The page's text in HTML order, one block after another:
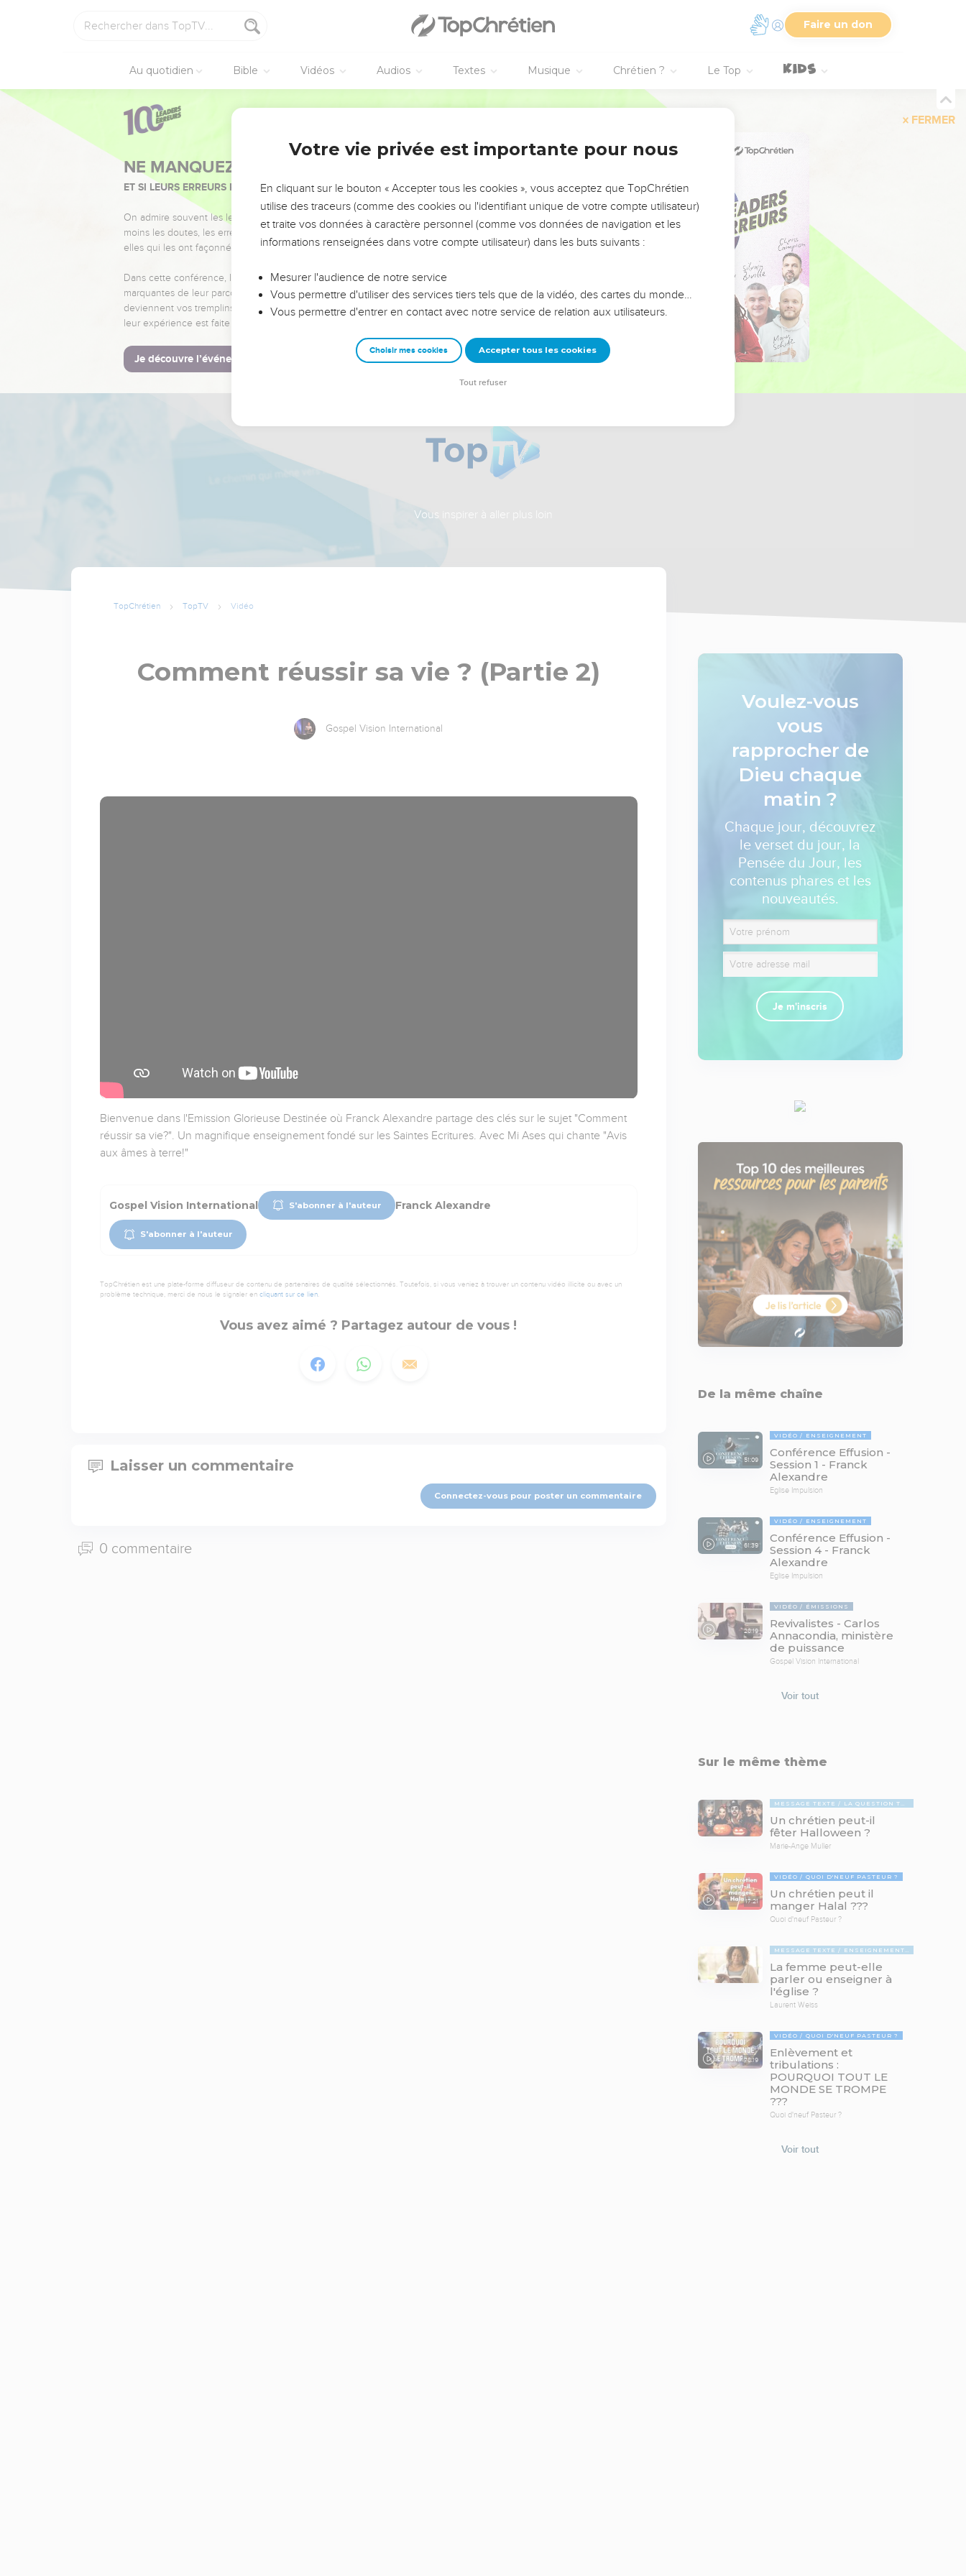
Faire un don
Au quotidien Bible Vidéos Audios Textes Musique Chrétien ? Le Top
FERMER
NE MANQUEZ PAS L’ÉVÉNEMENT DE L’ANNÉE !
ET SI LEURS ERREURS POUVAIENT VOUS ÉVITER LES VOTRES ?
On admire souvent les leaders pour leurs réussites, leur impact, leur foi ou leur vision. Mais on voit
moins les doutes, les erreurs et les saisons difficiles qu'ils ont traversés, alors même que ce sont
elles qui les ont façonnés.
Dans cette conférence, leaders, entrepreneurs, et responsables reviennent sur les erreurs
marquantes de leur parcours et les clés pour avancer avec plus de sagesse afin que leurs erreurs
deviennent vos tremplins. Que vous guidiez un ministère, une équipe, un groupe ou une famille,
leur expérience est faite pour vous.
Je découvre l’événement
Vous inspirer à aller plus loin
TopChrétien TopTV Vidéo
Comment réussir sa vie ? (Partie 2)
Gospel Vision International
Bienvenue dans l'Emission Glorieuse Destinée où Franck Alexandre partage des clés sur le sujet "Comment
réussir sa vie?". Un magnifique enseignement fondé sur les Saintes Ecritures. Avec Mi Ases qui chante "Avis
aux âmes à terre!"
Gospel Vision International S'abonner à l'auteur Franck Alexandre
S'abonner à l'auteur
TopChrétien est une plate-forme diffuseur de contenu de partenaires de qualité sélectionnés. Toutefois, si vous veniez à trouver un contenu vidéo illicite ou avec un
problème technique, merci de nous le signaler en cliquant sur ce lien.
Vous avez aimé ? Partagez autour de vous !
Laisser un commentaire
Connectez-vous pour poster un commentaire
0 commentaire
Voulez-vous
vous
rapprocher de
Dieu chaque
matin ?
Chaque jour, découvrez
le verset du jour, la
Pensée du Jour, les
contenus phares et les
nouveautés.
Je m'inscris
De la même chaîne
51:09
VIDÉO ENSEIGNEMENT
Conférence Effusion -
Session 1 - Franck
Alexandre
Eglise Impulsion
61:39
VIDÉO ENSEIGNEMENT
Conférence Effusion -
Session 4 - Franck
Alexandre
Eglise Impulsion
28:19
VIDÉO ÉMISSIONS
Revivalistes - Carlos
Annacondia, ministère
de puissance
Gospel Vision International
Voir tout
Sur le même thème
MESSAGE TEXTE LA QUESTION TABOUE
Un chrétien peut-il
fêter Halloween ?
Marie-Ange Muller
17:21
VIDÉO QUOI D'NEUF PASTEUR ?
Un chrétien peut il
manger Halal ???
Quoi d'neuf Pasteur ?
MESSAGE TEXTE ENSEIGNEMENTS BIBLIQUES
La femme peut-elle
parler ou enseigner à
l'église ?
Laurent Weiss
78:19
VIDÉO QUOI D'NEUF PASTEUR ?
Enlèvement et
tribulations :
POURQUOI TOUT LE
MONDE SE TROMPE
???
Quoi d'neuf Pasteur ?
Voir tout
Votre vie privée est importante pour nous
En cliquant sur le bouton « Accepter tous les cookies », vous acceptez que TopChrétien
utilise des traceurs (comme des cookies ou l'identifiant unique de votre compte utilisateur)
et traite vos données à caractère personnel (comme vos données de navigation et les
informations renseignées dans votre compte utilisateur) dans les buts suivants :
Mesurer l'audience de notre service
Vous permettre d'utiliser des services tiers tels que de la vidéo, des cartes du monde…
Vous permettre d'entrer en contact avec notre service de relation aux utilisateurs.
Choisir mes cookies Accepter tous les cookies
Tout refuser